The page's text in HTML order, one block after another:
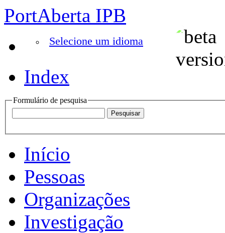
PortAberta IPB
Selecione um idioma
Index
Formulário de pesquisa
Início
Pessoas
Organizações
Investigação